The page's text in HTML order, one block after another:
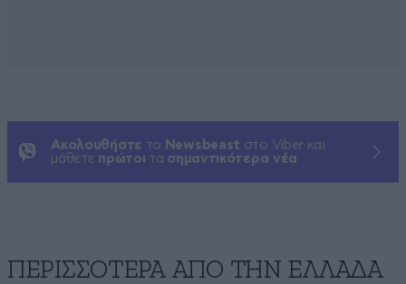
Ακολουθήστε το Newsbeast στο Viber και
μάθετε πρώτοι τα σημαντικότερα νέα
ΠΕΡΙΣΣΟΤΕΡΑ ΑΠΟ ΤΗΝ ΕΛΛΑΔΑ